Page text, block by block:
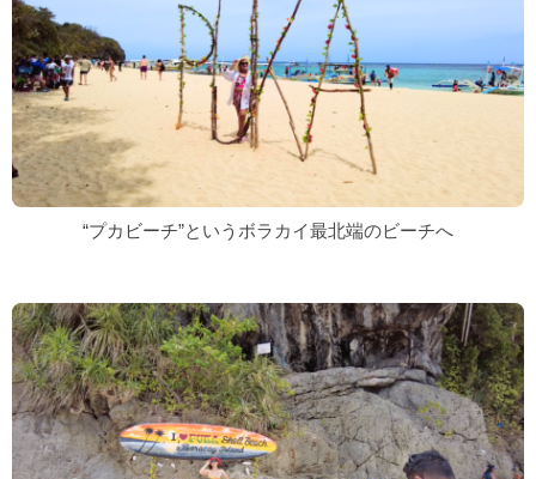
“プカビーチ”というボラカイ最北端のビーチへ